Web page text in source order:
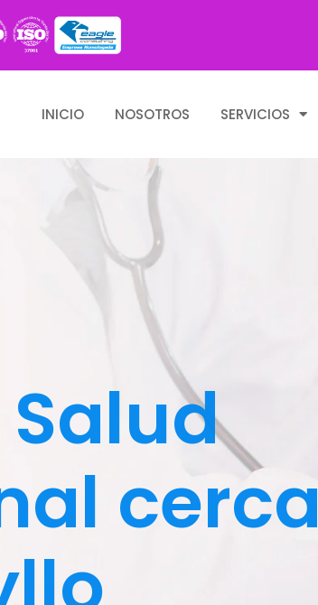
INICIO NOSOTROS SERVICIOS
cerca